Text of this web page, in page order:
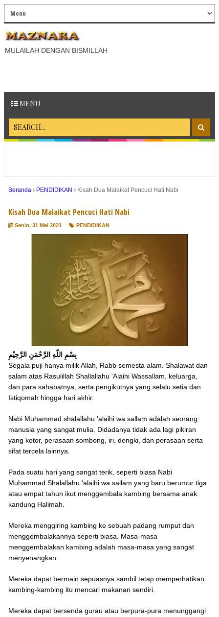
MULAILAH DENGAN BISMILLAH
MENU
Beranda PENDIDIKAN Kisah Dua Malaikat Pencuci Hati Nabi
Kisah Dua Malaikat Pencuci Hati Nabi
Senin, 31 Mei 2021 PENDIDIKAN
بِسْمِ اللّهِ الرَّحْمَنِ الرَّحِيْمِ
Segala puji hanya milik Allah, Rabb semesta alam. Shalawat dan
salam atas Rasulillah Shallallahu 'Alaihi Wassallam, keluarga,
dan para sahabatnya, serta pengikutnya yang selalu setia dan
Istiqomah hingga hari akhir.
Nabi Muhammad shalallahu 'alaihi wa sallam adalah seorang
manusia yang sangat mulia. Didadanya tidak ada lagi pikiran
yang kotor, perasaan sombong, iri, dengki, dan perasaan serta
sifat tercela lainnya.
Pada suatu hari yang sangat terik, seperti biasa Nabi
Muhammad Shalallahu 'alaihi wa sallam yang baru berumur tiga
atau empat tahun ikut menggembala kambing bersama anak
kandung Halimah.
Mereka menggiring kambing ke sebuah padang rumput dan
menggembalakannya seperti biasa. Masa-masa
menggembalakan kambing adalah masa-masa yang sangat
menyenangkan.
Mereka dapat bermain sepuasnya sambil tetap memperhatikan
kambing-kambing itu mencari makanan sendiri.
Mereka dapat bersenda gurau atau berpura-pura menunggangi